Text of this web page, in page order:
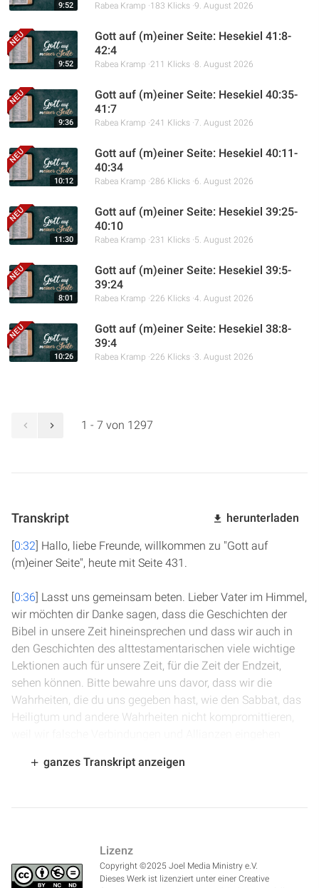
9:52 Rabea Kramp 183 Klicks 9. August 2026
9:52
Gott auf (m)einer Seite: Hesekiel 41:8-
42:4
Rabea Kramp 211 Klicks 8. August 2026
9:36
Gott auf (m)einer Seite: Hesekiel 40:35-
41:7
Rabea Kramp 241 Klicks 7. August 2026
10:12
Gott auf (m)einer Seite: Hesekiel 40:11-
40:34
Rabea Kramp 286 Klicks 6. August 2026
11:30
Gott auf (m)einer Seite: Hesekiel 39:25-
40:10
Rabea Kramp 231 Klicks 5. August 2026
8:01
Gott auf (m)einer Seite: Hesekiel 39:5-
39:24
Rabea Kramp 226 Klicks 4. August 2026
10:26
Gott auf (m)einer Seite: Hesekiel 38:8-
39:4
Rabea Kramp 226 Klicks 3. August 2026
1 - 7 von 1297
Transkript herunterladen
[0:32] Hallo, liebe Freunde, willkommen zu "Gott auf
(m)einer Seite", heute mit Seite 431.
[0:36] Lasst uns gemeinsam beten. Lieber Vater im Himmel,
wir möchten dir Danke sagen, dass die Geschichten der
Bibel in unsere Zeit hineinsprechen und dass wir auch in
den Geschichten des alttestamentarischen viele wichtige
Lektionen auch für unsere Zeit, für die Zeit der Endzeit,
sehen können. Bitte bewahre uns davor, dass wir die
Wahrheiten, die du uns gegeben hast, wie den Sabbat, das
Heiligtum und andere Wahrheiten nicht kompromittieren,
was du uns in deinem Wort gezeigt hast. Sprich du auch
] Wir sind in 2. Könige 17. Das Nordreich Israel ist von
den Assyrern besiegt worden, Samaria erobert worden, und
ganzes Transkript anzeigen
Lizenz
Copyright ©2025 Joel Media Ministry e.V.
Dieses Werk ist lizenziert unter einer Creative